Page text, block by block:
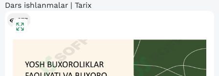
Dars ishlanmalar | Tarix
977